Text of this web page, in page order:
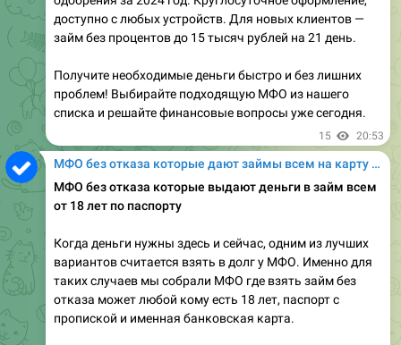
доступно с любых устройств. Для новых клиентов —
займ без процентов до 15 тысяч рублей на 21 день.
Получите необходимые деньги быстро и без лишних
проблем! Выбирайте подходящую МФО из нашего
списка и решайте финансовые вопросы уже сегодня.
15 20:53
МФО без отказа которые дают займы всем на карту онлайн
МФО без отказа которые выдают деньги в займ всем
от 18 лет по паспорту
Когда деньги нужны здесь и сейчас, одним из лучших
вариантов считается взять в долг у МФО. Именно для
таких случаев мы собрали МФО где взять займ без
отказа может любой кому есть 18 лет, паспорт с
пропиской и именная банковская карта.